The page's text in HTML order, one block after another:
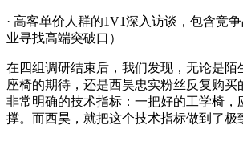
· 高客单价人群的1V1深入访谈，包含竞
业寻找高端突破口）
在四组调研结束后，我们发现，无论是陌
座椅的期待，还是西昊忠实粉丝反复购买
非常明确的技术指标：一把好的工学椅，
撑。而西昊，就把这个技术指标做到了极